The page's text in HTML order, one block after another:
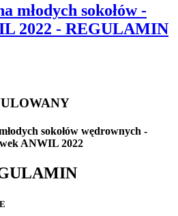
młodych sokołów -
2022 - REGULAMIN
sokołów wędrownych -
ANWIL 2022